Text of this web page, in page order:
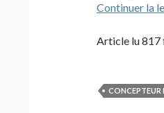
Continuer la
Article lu 817
CONCEPTEUR